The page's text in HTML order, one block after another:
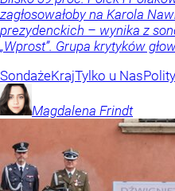
zagłosowałoby na Karola
prezydenckich – wynika z
„Wprost”. Grupa krytyków
SondażeKrajTylko u Nas
Magdalena Frindt